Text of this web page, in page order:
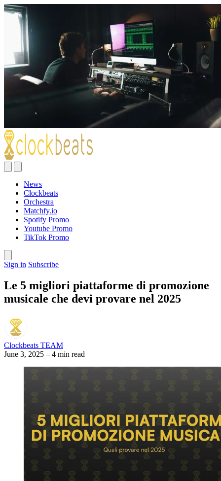
News
Clockbeats
Orchestra
Matchfy.io
Spotify Promo
Youtube Promo
TikTok Promo
Sign in Subscribe
Le 5 migliori piattaforme di promozione
musicale che devi provare nel 2025
Clockbeats TEAM
June 3, 2025 – 4 min read